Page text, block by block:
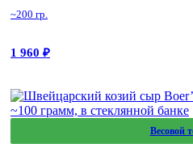
~200 гр.
1 960 ₽
Весовой